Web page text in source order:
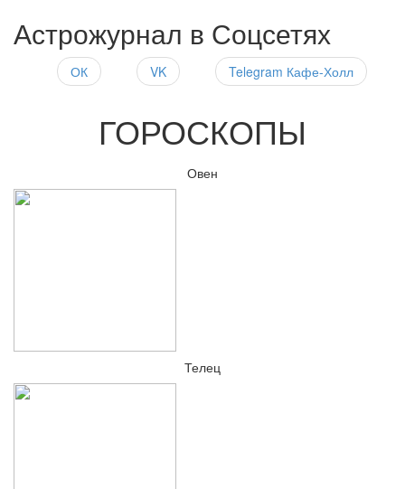
Астрожурнал в Соцсетях
ОК VK Telegram Кафе-Холл
ГОРОСКОПЫ
Овен
Телец